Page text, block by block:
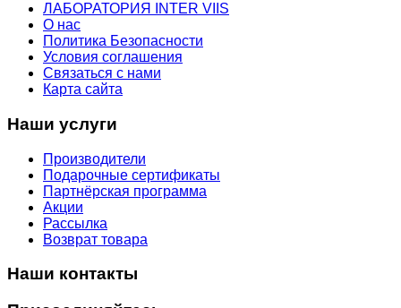
ЛАБОРАТОРИЯ INTER VIIS
О нас
Политика Безопасности
Условия соглашения
Связаться с нами
Карта сайта
Наши услуги
Производители
Подарочные сертификаты
Партнёрская программа
Акции
Рассылка
Возврат товара
Наши контакты